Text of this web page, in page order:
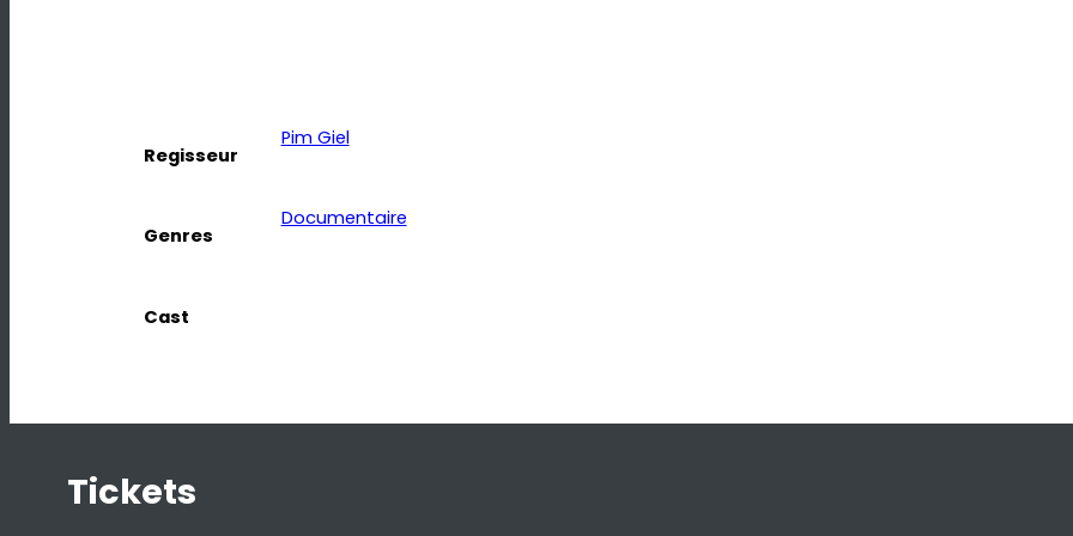
Regisseur
Pim Giel
Genres
Documentaire
Cast
Tickets